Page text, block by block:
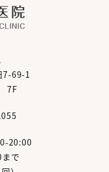
7-69-1
7F
20:00
で